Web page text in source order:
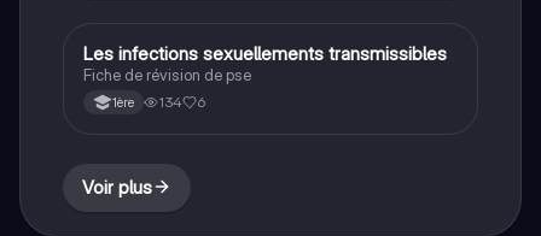
communs et la manipulation des expressions
rationnelles.
Filières pro
Les infections sexuellements transmissibles
Fiche de révision de pse
1ère 134 6
Voir plus